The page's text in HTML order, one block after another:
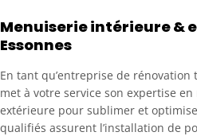
Menuiserie intérieure &
Essonnes
En tant qu’entreprise de rénovation
met à votre service son expertise
extérieure pour sublimer et
qualifiés assurent l’installation de